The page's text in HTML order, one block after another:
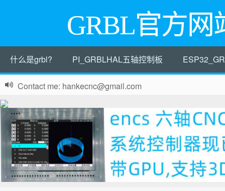
GRBL官方网
什么是grbl? PI_GRBLHAL五轴控制板
Contact me: hankecnc@gmail.com